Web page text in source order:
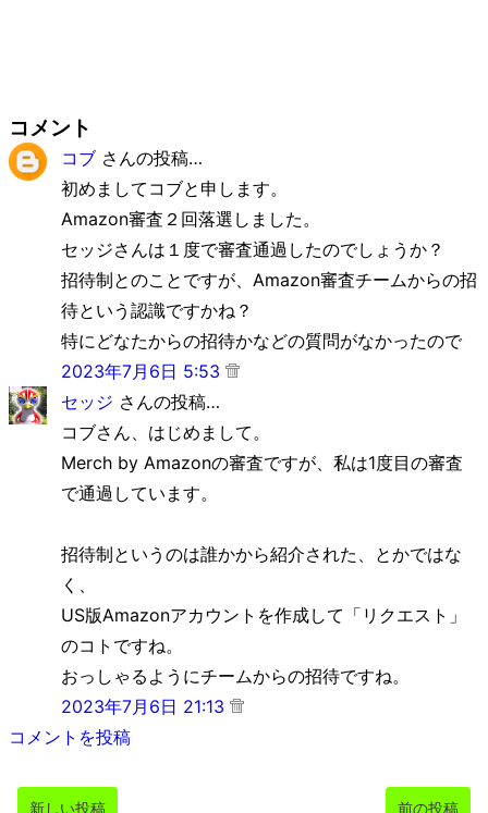
コメント
コブ さんの投稿…
初めましてコブと申します。
Amazon審査２回落選しました。
セッジさんは１度で審査通過したのでしょうか？
招待制とのことですが、Amazon審査チームからの招
待という認識ですかね？
特にどなたからの招待かなどの質問がなかったので
2023年7月6日 5:53
セッジ さんの投稿…
コブさん、はじめまして。
Merch by Amazonの審査ですが、私は1度目の審査
で通過しています。
招待制というのは誰かから紹介された、とかではな
く、
US版Amazonアカウントを作成して「リクエスト」
のコトですね。
おっしゃるようにチームからの招待ですね。
2023年7月6日 21:13
コメントを投稿
新しい投稿 前の投稿